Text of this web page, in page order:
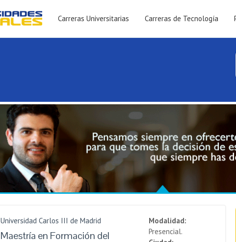
Carreras Universitarias Carreras de Tecnología
Universidad Carlos III de Madrid
Maestría en Formación del
Modalidad:
Presencial.